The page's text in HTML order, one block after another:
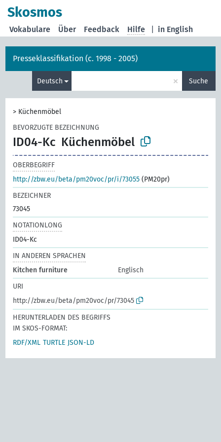
Skosmos
in English
Vokabulare Über Feedback Hilfe
Presseklassifikation (c. 1998 - 2005)
Deutsch × Suche
> Küchenmöbel
BEVORZUGTE BEZEICHNUNG
ID04-Kc Küchenmöbel
OBERBEGRIFF
http://zbw.eu/beta/pm20voc/pr/i/73055 (PM20pr)
BEZEICHNER
73045
NOTATIONLONG
ID04-Kc
IN ANDEREN SPRACHEN
Kitchen furniture
Englisch
URI
http://zbw.eu/beta/pm20voc/pr/73045
HERUNTERLADEN DES BEGRIFFS
IM SKOS-FORMAT:
RDF/XML TURTLE JSON-LD